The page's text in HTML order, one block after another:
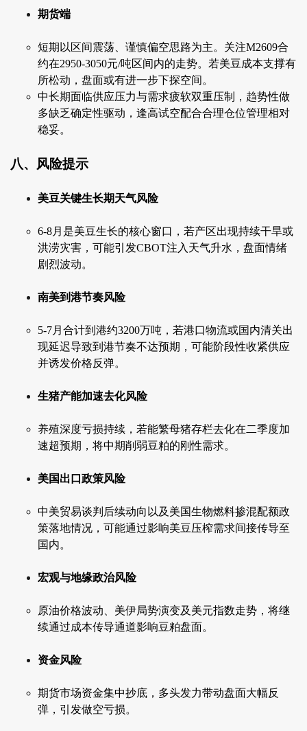
期货端
短期以区间震荡、谨慎偏空思路为主。关注M2609合
约在2950-3050元/吨区间内的走势。若美豆成本支撑有
所松动，盘面或有进一步下探空间。
中长期面临供应压力与需求疲软双重压制，趋势性做
多缺乏确定性驱动，逢高试空配合合理仓位管理相对
稳妥。
八、风险提示
美豆关键生长期天气风险
6-8月是美豆生长的核心窗口，若产区出现持续干旱或
洪涝灾害，可能引发CBOT注入天气升水，盘面情绪
剧烈波动。
南美到港节奏风险
5-7月合计到港约3200万吨，若港口物流或国内清关出
现延迟导致到港节奏不达预期，可能阶段性收紧供应
并诱发价格反弹。
生猪产能加速去化风险
养殖深度亏损持续，若能繁母猪存栏去化在二季度加
速超预期，将中期削弱豆粕的刚性需求。
美国出口政策风险
中美贸易谈判后续动向以及美国生物燃料掺混配额政
策落地情况，可能通过影响美豆压榨需求间接传导至
国内。
宏观与地缘政治风险
原油价格波动、美伊局势演变及美元指数走势，将继
续通过成本传导通道影响豆粕盘面。
资金风险
期货市场资金集中抄底，多头发力带动盘面大幅反
弹，引发做空亏损。